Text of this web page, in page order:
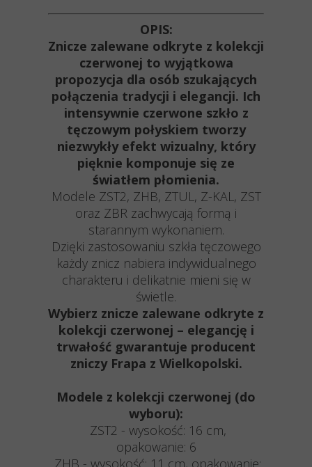
OPIS:
Znicze zalewane odkryte z kolekcji
czerwonej to wyjątkowa
propozycja dla osób szukających
połączenia tradycji i elegancji. Ich
intensywnie czerwone szkło z
tęczowym połyskiem tworzy
niezwykły efekt wizualny, który
pięknie komponuje się ze
światłem płomienia.
Modele ZST2, ZHB, ZTUL, Z-KAL, ZST
oraz ZBR zachwycają formą i
starannym wykonaniem.
Dzięki zastosowaniu szkła tęczowego
każdy znicz nabiera indywidualnego
charakteru i delikatnie mieni się w
świetle.
Wybierz znicze zalewane odkryte z
kolekcji czerwonej – elegancję i
trwałość gwarantuje producent
zniczy Frapa z Wielkopolski.
Modele z kolekcji czerwonej (do
wyboru):
ZST2 - wysokość: 16 cm,
opakowanie: 6
ZHB - wysokość: 11 cm, opakowanie: